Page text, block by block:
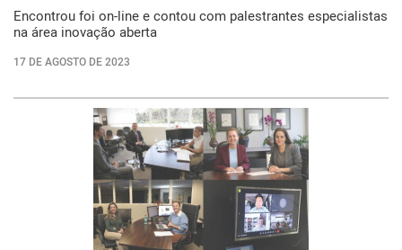
Encontrou foi on-line e contou com palestrantes especialistas
na área inovação aberta
17 DE AGOSTO DE 2023